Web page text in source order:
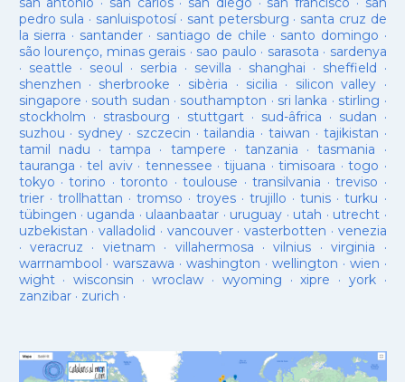
pedro sula · sanluispotosí· sant petersburg · santa cruz de
la sierra · santander · santiago de chile · santo domingo ·
são lourenço, minas gerais · sao paulo · sarasota · sardenya
· seattle · seoul · serbia · sevilla · shanghai · sheffield ·
shenzhen · sherbrooke · sibèria · sicilia · silicon valley ·
singapore · south sudan · southampton · sri lanka · stirling ·
stockholm · strasbourg · stuttgart· sud-âfrica · sudan ·
suzhou · sydney · szczecin ·tailandia ·taiwan · tajikistan ·
tamil nadu ·tampa · tampere · tanzania ·tasmania ·
tauranga ·tel aviv· tennessee ·tijuana ·timisoara ·togo ·
tokyo ·torino ·toronto ·toulouse ·transilvania ·treviso ·
trier· trollhattan · tromso · troyes·trujillo ·tunis ·turku ·
tübingen · uganda · ulaanbaatar · uruguay · utah · utrecht ·
uzbekistan · valladolid · vancouver· vasterbotten · venezia
· veracruz · vietnam · villahermosa ·vilnius ·virginia ·
warrnambool ·warszawa ·washington · wellington · wien ·
wight· wisconsin ·wroclaw · wyoming ·xipre · york·
zanzibar· zurich ·